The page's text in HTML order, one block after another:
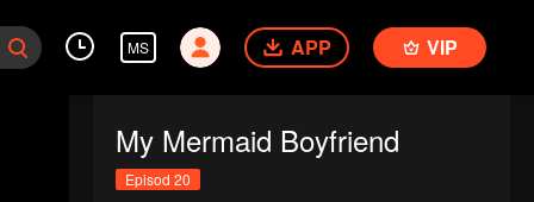
MS APP VIP
My Mermaid Boyfriend
Episod 20